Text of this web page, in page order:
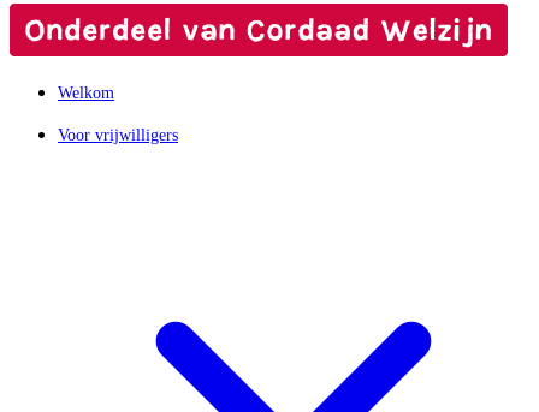
Welkom
Voor vrijwilligers